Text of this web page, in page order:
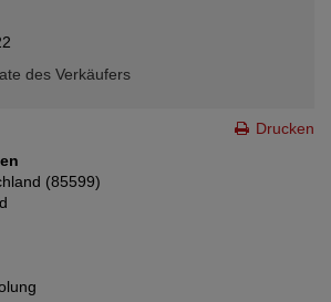
des Verkäufers
Drucken
(85599)